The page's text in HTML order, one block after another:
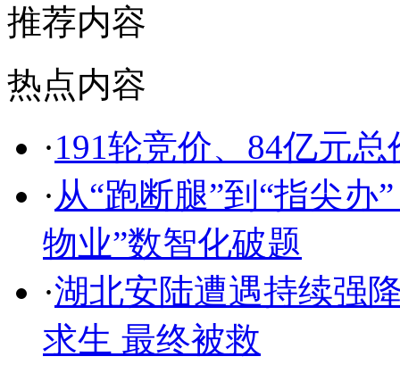
推荐内容
热点内容
·191轮竞价、84亿元
· 从“跑断腿”到“指尖
物业”数智化破题
·湖北安陆遭遇持续强
求生 最终被救